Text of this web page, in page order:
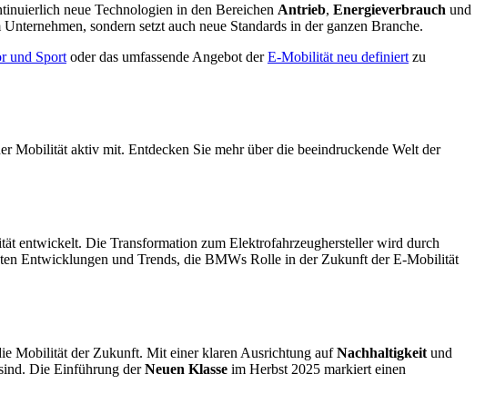
neue Technologien in den Bereichen Antrieb, Energieverbrauch und
sondern setzt auch neue Standards in der ganzen Branche.
und Sport oder das umfassende Angebot derE-Mobilität neu definiert zu
Mobilität aktiv mit. Entdecken Sie mehr über die beeindruckende Welt der
entwickelt. Die Transformation zum Elektrofahrzeughersteller wird durch
Entwicklungen und Trends, die BMWs Rolle in der Zukunft der E-Mobilität
Mobilität der Zukunft. Mit einer klaren Ausrichtung aufNachhaltigkeit und
Die Einführung derNeuen Klasse im Herbst 2025 markiert einen